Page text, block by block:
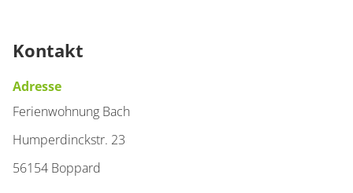
Kontakt
Adresse
Ferienwohnung Bach
Humperdinckstr. 23
56154 Boppard